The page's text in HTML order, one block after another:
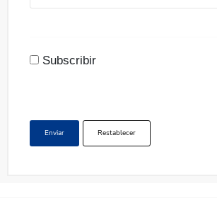
Subscribir
Enviar Restablecer